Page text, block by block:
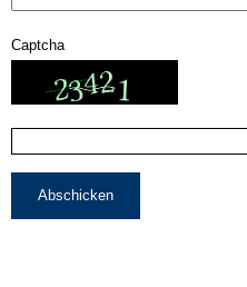
Captcha
Abschicken